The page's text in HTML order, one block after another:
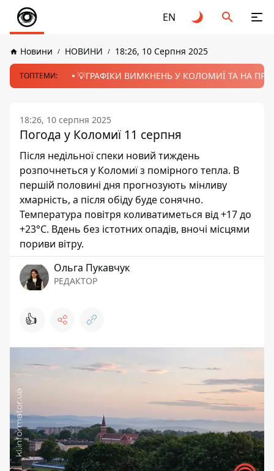
EN
Новини НОВИНИ 18:26, 10 Серпня 2025
ТОПТЕМИ: 💡ГРАФІКИ ВИМКНЕНЬ У КОЛОМИЇ ТА НА
18:26, 10 серпня 2025
Погода у Коломиї 11 серпня
Після недільної спеки новий тиждень
розпочнеться у Коломиї з помірного тепла. В
першій половині дня прогнозують мінливу
хмарність, а після обіду буде сонячно.
Температура повітря коливатиметься від +17 до
+23°С. Вдень без істотних опадів, вночі місцями
пориви вітру.
Ольга Пукавчук
РЕДАКТОР
👍